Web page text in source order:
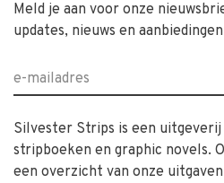
Meld je aan voor onze
updates, nieuws en
Silvester Strips is een
stripboeken en graphic novels.
een overzicht van onze